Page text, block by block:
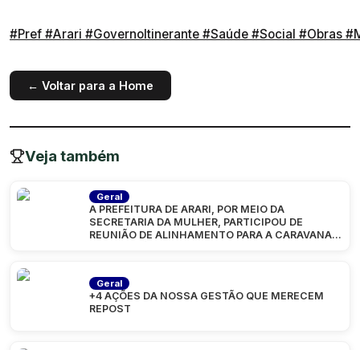
#Pref #Arari #GovernoItinerante #Saúde #Social #Obras
← Voltar para a Home
Veja também
Geral
A PREFEITURA DE ARARI, POR MEIO DA
SECRETARIA DA MULHER, PARTICIPOU DE
REUNIÃO DE ALINHAMENTO PARA A CARAVANA
Geral
+4 AÇÕES DA NOSSA GESTÃO QUE MERECEM
REPOST